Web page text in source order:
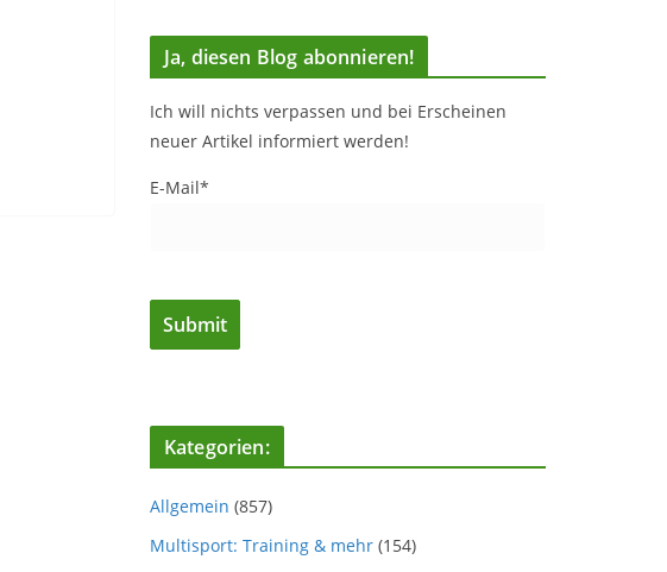
Ja, diesen Blog abonnieren!
Ich will nichts verpassen und bei Erscheinen
neuer Artikel informiert werden!
E-Mail*
Kategorien:
Allgemein (857)
Multisport: Training & mehr (154)